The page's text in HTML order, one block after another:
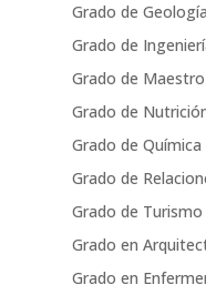
Grado de Geología
Grado de
Grado de Maestro
Grado de
Grado de Química
Grado de
Grado de Turismo
Grado en
Grado en